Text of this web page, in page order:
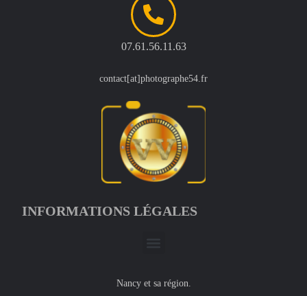
07.61.56.11.63
contact[at]photographe54.fr
INFORMATIONS LÉGALES
Nancy et sa région.